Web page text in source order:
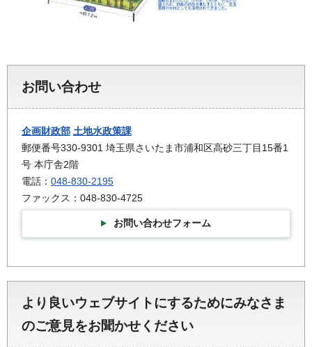
お問い合わせ
企画財政部 土地水政策課
郵便番号330-9301 埼玉県さいたま市浦和区高砂三丁目15番1
号 本庁舎2階
電話： 048-830-2195
ファックス：048-830-4725
お問い合わせフォーム
より良いウェブサイトにするためにみなさま
のご意見をお聞かせください